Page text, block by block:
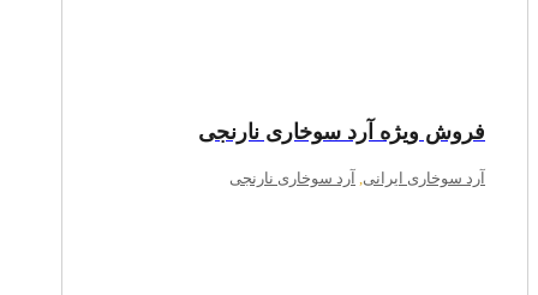
فروش ویژه آرد سوخاری نارنجی
آرد سوخاری ایرانی, آرد سوخاری نارنجی